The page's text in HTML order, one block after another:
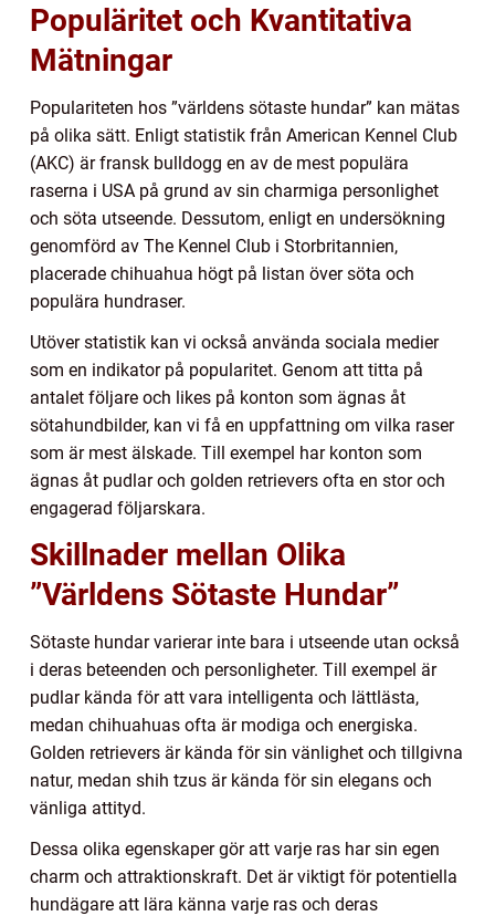
Populäritet och Kvantitativa
Mätningar
Populariteten hos ”världens sötaste hundar” kan mätas
på olika sätt. Enligt statistik från American Kennel Club
(AKC) är fransk bulldogg en av de mest populära
raserna i USA på grund av sin charmiga personlighet
och söta utseende. Dessutom, enligt en undersökning
genomförd av The Kennel Club i Storbritannien,
placerade chihuahua högt på listan över söta och
populära hundraser.
Utöver statistik kan vi också använda sociala medier
som en indikator på popularitet. Genom att titta på
antalet följare och likes på konton som ägnas åt
sötahundbilder, kan vi få en uppfattning om vilka raser
som är mest älskade. Till exempel har konton som
ägnas åt pudlar och golden retrievers ofta en stor och
engagerad följarskara.
Skillnader mellan Olika
”Världens Sötaste Hundar”
Sötaste hundar varierar inte bara i utseende utan också
i deras beteenden och personligheter. Till exempel är
pudlar kända för att vara intelligenta och lättlästa,
medan chihuahuas ofta är modiga och energiska.
Golden retrievers är kända för sin vänlighet och tillgivna
natur, medan shih tzus är kända för sin elegans och
vänliga attityd.
Dessa olika egenskaper gör att varje ras har sin egen
charm och attraktionskraft. Det är viktigt för potentiella
hundägare att lära känna varje ras och deras